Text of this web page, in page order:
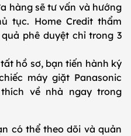
hàng sẽ tư vấn và hướng
tục. Home Credit thẩm
phê duyệt chỉ trong 3
hồ sơ, bạn tiến hành ký
máy giặt Panasonic
thích về nhà ngay trong
có thể theo dõi và quản